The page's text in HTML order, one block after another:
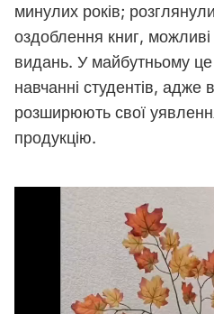
минулих років; розглянули
оздоблення книг,
видань. У майбутньому
навчанні студентів, адже
розширюють свої
продукцію.